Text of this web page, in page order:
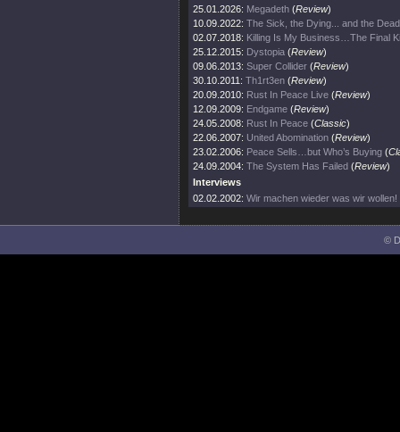
25.01.2026: Megadeth (Review)
10.09.2022: The Sick, the Dying... and the
02.07.2018: Killing Is My Business…The Final
25.12.2015: Dystopia (Review)
09.06.2013: Super Collider (Review)
30.10.2011: Th1rt3en (Review)
20.09.2010: Rust In Peace Live (Review)
12.09.2009: Endgame (Review)
24.05.2008: Rust In Peace (Classic)
22.06.2007: United Abomination (Review)
23.02.2006: Peace Sells…but Who’s Buying (
24.09.2004: The System Has Failed (Review)
Interviews
02.02.2002: Wir machen wieder was wir wollen!
©